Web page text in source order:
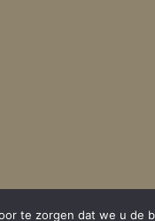
te zorgen dat we u